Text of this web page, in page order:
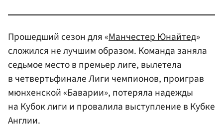
Прошедший сезон для «Манчестер Юнайтед»
сложился не лучшим образом. Команда заняла
седьмое место в премьер лиге, вылетела
в четвертьфинале Лиги чемпионов, проиграв
мюнхенской «Баварии», потеряла надежды
на Кубок лиги и провалила выступление в Кубке
Англии.